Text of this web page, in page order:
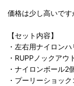
価格は少し高いです
【セット内容】
・左右用ナイロン
・RUPPノックアウ
・ナイロンボール2
・プーリーショッ